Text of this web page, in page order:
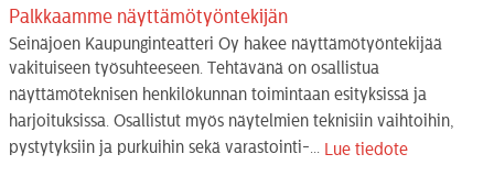
Palkkaamme näyttämötyöntekijän
Seinäjoen Kaupunginteatteri Oy hakee näyttämötyöntekijää
vakituiseen työsuhteeseen. Tehtävänä on osallistua
näyttämöteknisen henkilökunnan toimintaan esityksissä ja
harjoituksissa. Osallistut myös näytelmien teknisiin vaihtoihin,
pystytyksiin ja purkuihin sekä varastointi-... Lue tiedote